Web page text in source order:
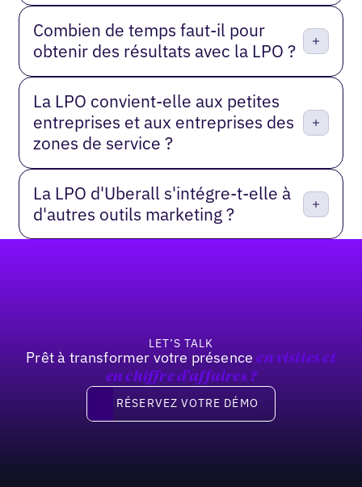
Combien de temps faut-il pour
obtenir des résultats avec la LPO ?
La LPO convient-elle aux petites
entreprises et aux entreprises des
zones de service ?
La LPO d'Uberall s'intégre-t-elle à
d'autres outils marketing ?
LET’S TALK
Prêt à transformer votre présenceen visites et
enchiffre d’affaires?
Réservez votre démo
RÉSERVEZ VOTRE DÉMO